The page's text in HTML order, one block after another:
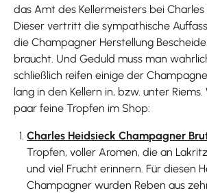
das Amt des Kellermeisters bei Charles
Dieser vertritt die sympathische
die Champagner Herstellung
braucht. Und Geduld muss man
schließlich reifen einige der
lang in den Kellern in, bzw. unter Riems.
paar feine Tropfen im Shop:
Charles Heidsieck Champagner
Tropfen, voller Aromen, die an
und viel Frucht erinnern. Für diesen
Champagner wurden Reben aus